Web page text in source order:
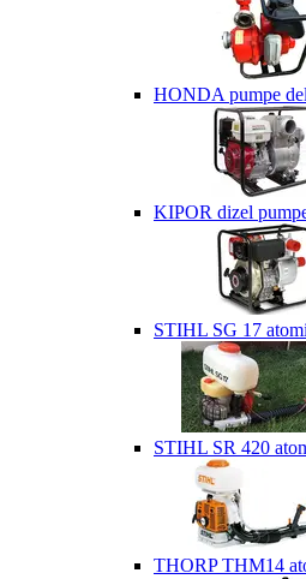
HONDA pumpe
KIPOR dizel
STIHL SG 17
STIHL SR 420
THORP THM14